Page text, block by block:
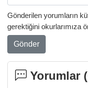
Gönderilen yorumların
gerektiğini okurlarımıza
Gönder
Yorumlar (